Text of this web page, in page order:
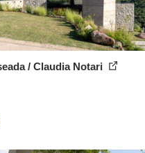
/ Claudia Notari